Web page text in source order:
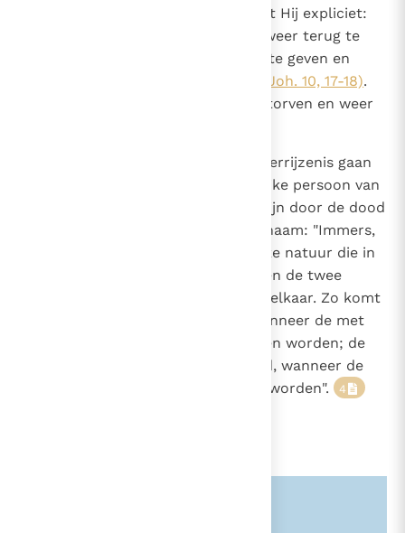
Elders bevestigt Hij expliciet:
"Ik geef mijn leven om het later weer terug te
nemen (...) Macht heb ik om het te geven en
(Joh. 10, 17-18).
"Wij geloven (...) dat Jezus is gestorven en weer
Bij hun beschouwingen over de verrijzenis gaan
de Kerkvaders uit van de goddelijke persoon van
Christus die verenigd blijft met zijn door de dood
van elkaar gescheiden ziel en lichaam: "Immers,
door de eenheid van de goddelijke natuur die in
beide delen aanwezig is, verenigen de twee
gescheiden delen zich weer met elkaar. Zo komt
de dood weliswaar tot stand, wanneer de met
elkaar verenigde delen gescheiden worden; de
verrijzenis komt echter tot stand, wanneer de
gescheiden delen weer verenigd worden". 4